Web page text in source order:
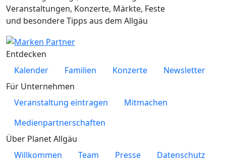
Veranstaltungen, Konzerte, Märkte, Feste
und besondere Tipps aus dem Allgäu
Entdecken
Kalender
Familien Konzerte
Newsletter
Für Unternehmen
Veranstaltung eintragen
Mitmachen
Medienpartnerschaften
Über Planet Allgäu
Willkommen
Team Presse
Datenschutz